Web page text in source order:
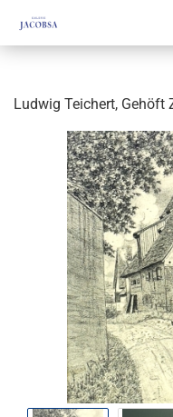
Ludwig Teichert, Gehöft